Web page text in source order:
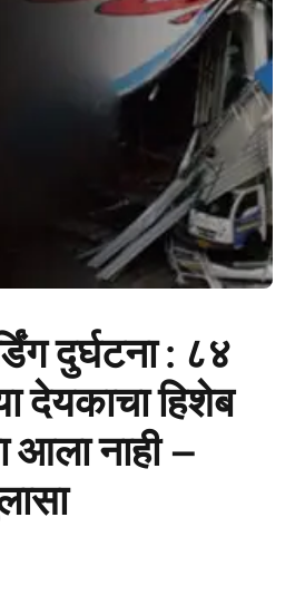
दुर्घटना : ८४
देयकाचा हिशेब
आला नाही –